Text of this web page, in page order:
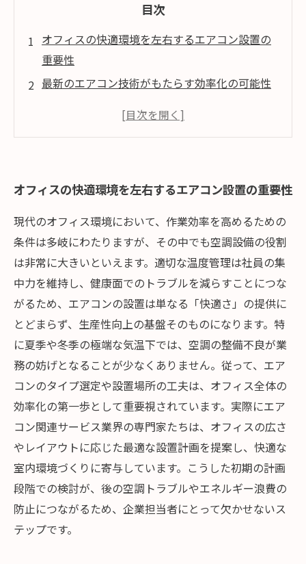
目次
オフィスの快適環境を左右するエアコン設置の
重要性
最新のエアコン技術がもたらす効率化の可能性
エアコン設置場所の最適化で生産性を最大化す
総合的なエアコン設置戦略で快適かつ効率的な
オフィス空間を実現
オフィスの快適環境を左右するエアコン設置の重要性
現代のオフィス環境において、作業効率を高めるための
条件は多岐にわたりますが、その中でも空調設備の役割
は非常に大きいといえます。適切な温度管理は社員の集
中力を維持し、健康面でのトラブルを減らすことにつな
がるため、エアコンの設置は単なる「快適さ」の提供に
とどまらず、生産性向上の基盤そのものになります。特
に夏季や冬季の極端な気温下では、空調の整備不良が業
務の妨げとなることが少なくありません。従って、エア
コンのタイプ選定や設置場所の工夫は、オフィス全体の
効率化の第一歩として重要視されています。実際にエア
コン関連サービス業界の専門家たちは、オフィスの広さ
やレイアウトに応じた最適な設置計画を提案し、快適な
室内環境づくりに寄与しています。こうした初期の計画
段階での検討が、後の空調トラブルやエネルギー浪費の
防止につながるため、企業担当者にとって欠かせないス
テップです。